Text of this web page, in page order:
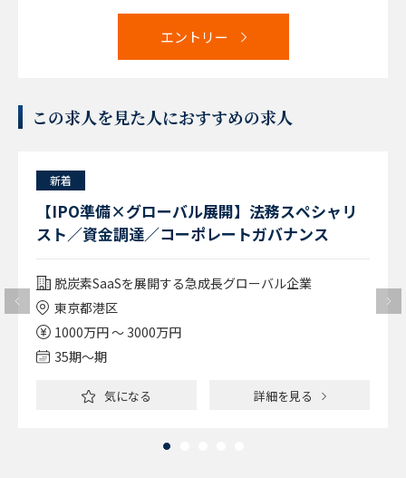
エントリー
この求人を見た人におすすめの求人
新着
【IPO準備×グローバル展開】法務スペシャリ
スト／資金調達／コーポレートガバナンス
脱炭素SaaSを展開する急成長グローバル企業
東京都港区
1000万円 ～ 3000万円
35期〜期
気になる 詳細を見る